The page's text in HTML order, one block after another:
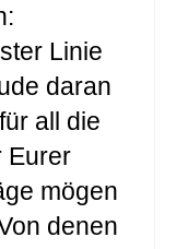
Linie
daran
all die
Eurer
mögen
denen